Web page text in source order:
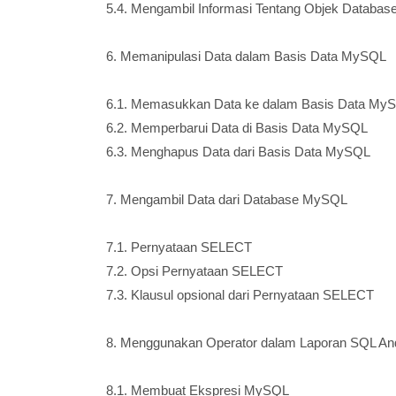
5.4. Mengambil Informasi Tentang Objek
6. Memanipulasi Data dalam Basis Data MySQL
6.1. Memasukkan Data ke dalam Basis Data
6.2. Memperbarui Data di Basis Data MySQL
6.3. Menghapus Data dari Basis Data MySQL
7. Mengambil Data dari Database MySQL
7.1. Pernyataan SELECT
7.2. Opsi Pernyataan SELECT
7.3. Klausul opsional dari Pernyataan SELECT
8. Menggunakan Operator dalam Laporan SQL
8.1. Membuat Ekspresi MySQL